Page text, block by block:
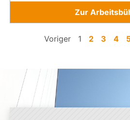
Zur
Voriger 1 2 3 4